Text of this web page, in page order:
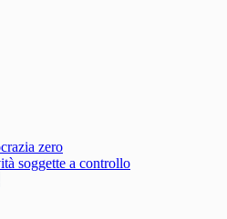
zero
soggette a controllo